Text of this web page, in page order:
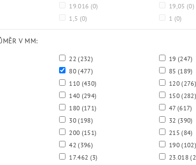
19.016 (0) 19,05 (0)
1,5 (0) 1 (0)
V MM:
22(232) 19(247)
80(477) 85(189)
110 (430) 120(276)
140 (294) 150(282)
180 (171) 47(617)
30(198) 32(390)
200 (151) 215(84)
42(396) 190(102)
17.462 (3) 23.018